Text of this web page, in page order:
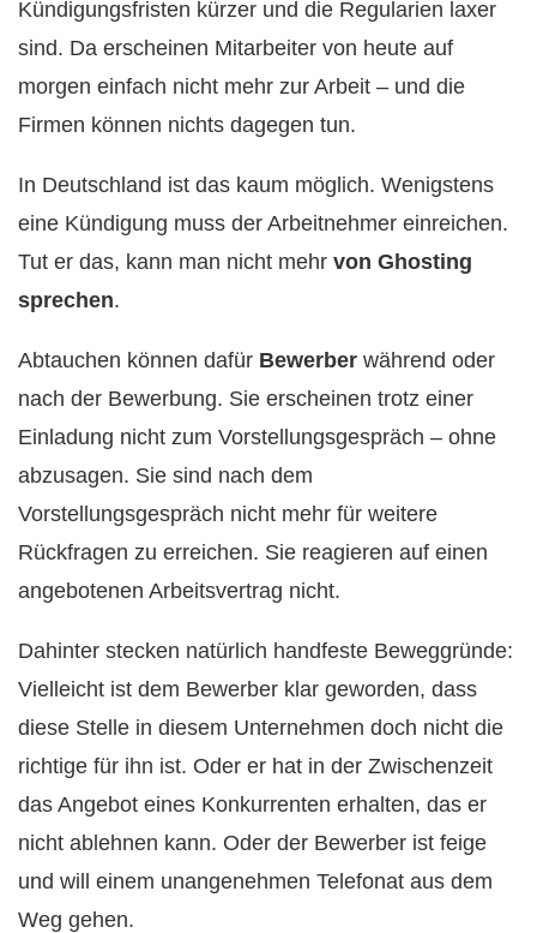
Kündigungsfristen kürzer und die Regularien laxer
sind. Da erscheinen Mitarbeiter von heute auf
morgen einfach nicht mehr zur Arbeit – und die
Firmen können nichts dagegen tun.
In Deutschland ist das kaum möglich. Wenigstens
eine Kündigung muss der Arbeitnehmer einreichen.
Tut er das, kann man nicht mehr von Ghosting
sprechen.
Abtauchen können dafür Bewerber während oder
nach der Bewerbung. Sie erscheinen trotz einer
Einladung nicht zum Vorstellungsgespräch – ohne
abzusagen. Sie sind nach dem
Vorstellungsgespräch nicht mehr für weitere
Rückfragen zu erreichen. Sie reagieren auf einen
angebotenen Arbeitsvertrag nicht.
Dahinter stecken natürlich handfeste Beweggründe:
Vielleicht ist dem Bewerber klar geworden, dass
diese Stelle in diesem Unternehmen doch nicht die
richtige für ihn ist. Oder er hat in der Zwischenzeit
das Angebot eines Konkurrenten erhalten, das er
nicht ablehnen kann. Oder der Bewerber ist feige
und will einem unangenehmen Telefonat aus dem
Weg gehen.